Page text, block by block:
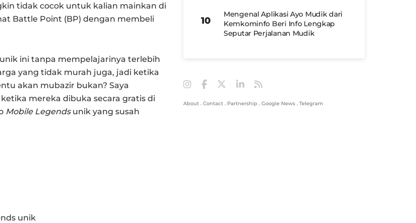
tidak cocok untuk kalian mainkan di
Battle Point (BP) dengan membeli
ini tanpa mempelajarinya terlebih
yang tidak murah juga, jadi ketika
akan mubazir bukan? Saya
mereka dibuka secara gratis di
Mobile Legendsunik yang susah
Mengenal Aplikasi Ayo Mudik dari
Kemkominfo Beri Info Lengkap
Seputar Perjalanan Mudik
About . Contact . Partnership . Google News . Telegram